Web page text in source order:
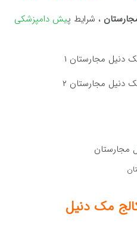
، شرایط پیش دامپزشکی
مجارستان ۱
مجارستان ۲
مک دنیل